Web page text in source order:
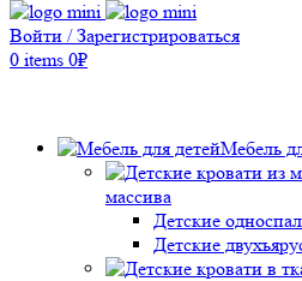
Войти / Зарегистрироваться
0 items 0₽
Мебель
массива
Детские
Детские